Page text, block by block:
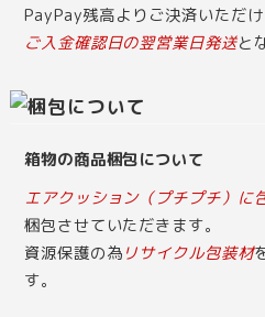
PayPay残高よりご決済いただけ
ご入金確認日の翌営業日発送と
箱物の商品梱包について
エアクッション（プチプチ）に
梱包させていただきます。
資源保護の為 リサイクル包装材
す。